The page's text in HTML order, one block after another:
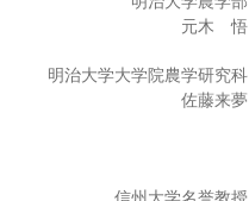
元木 悟
明治大学大学院農学研究科
佐藤来夢
信州大学名誉教授